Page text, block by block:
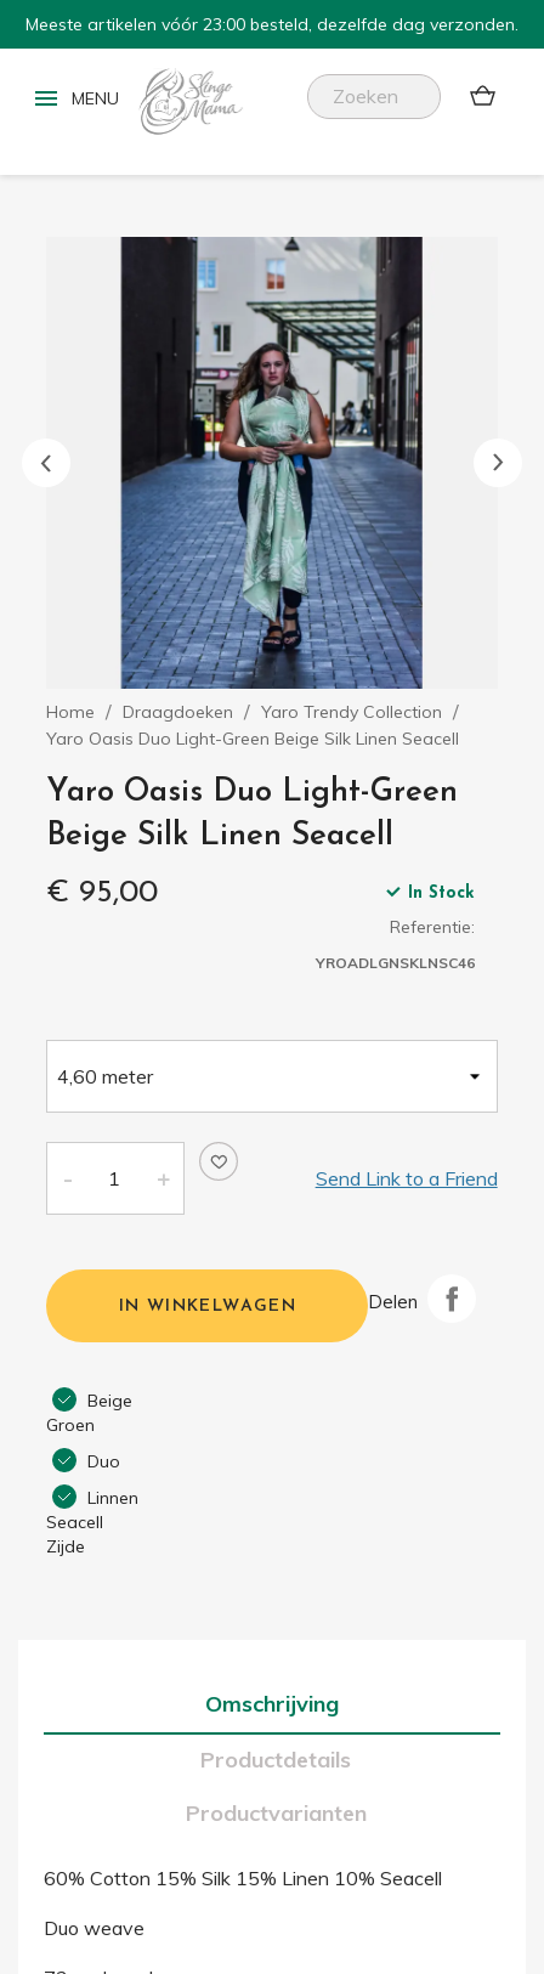
Meeste artikelen vóór 23:00 besteld, dezelfde dag verzonden.

Home Draagdoeken
Yaro Trendy Collection
Yaro Oasis Duo Light-Green Beige Silk Linen Seacell
Yaro Oasis Duo Light-Green
Beige Silk Linen Seacell
€ 95,00
In Stock
Referentie:
YROADLGNSKLNSC46
Send Link to a Friend
IN WINKELWAGEN Delen
Beige
Groen
Duo
Linnen
Seacell
Zijde
Omschrijving
Productdetails
Productvarianten
60% Cotton 15% Silk 15% Linen 10% Seacell
Duo weave